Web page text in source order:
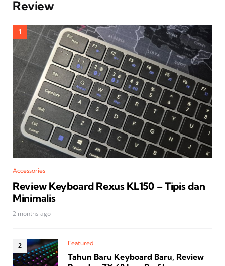
Review
Accessories
Review Keyboard Rexus KL150 – Tipis dan
Minimalis
2 months ago
Featured
Tahun Baru Keyboard Baru, Review